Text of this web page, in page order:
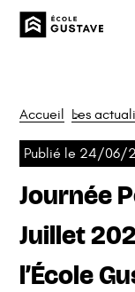
contenu
pied
Accueil Les
Publié le 24/06/
Journée
Juillet
l’École